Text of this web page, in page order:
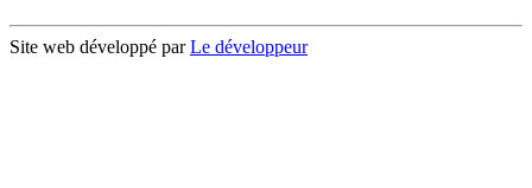
Site web développé parLe développeur